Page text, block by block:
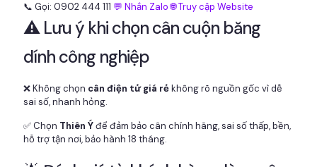
📞 Gọi: 0902 444 111 💬 Nhắn Zalo 🌐 Truy cập Website
⚠️ Lưu ý khi chọn cân cuộn băng
dính công nghiệp
❌ Không chọn cân điện tử giá rẻkhông rõ nguồn gốc vì dễ
sai số, nhanh hỏng.
✅ Chọn Thiên Ýđể đảm bảo cân chính hãng, sai số thấp, bền,
hỗ trợ tận nơi, bảo hành 18 tháng.